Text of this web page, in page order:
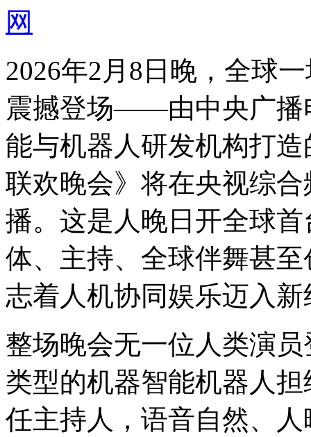
网
2026年2月8日晚，全球
震撼登场——由中央广播
能与机器人研发机构打
联欢晚会》将在央视综
播。这是人晚日开全球
体、主持、全球伴舞甚
志着人机协同娱乐迈入
整场晚会无一位人类演
类型的机器智能机器人
任主持人，语音自然、